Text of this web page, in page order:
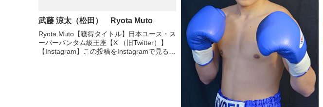
武藤 涼太（松田） Ryota Muto
Ryota Muto【獲得タイトル】日本ユース・ス
ーパーバンタム級王座【X （旧Twitter）】
【Instagram】この投稿をInstagramで見る武